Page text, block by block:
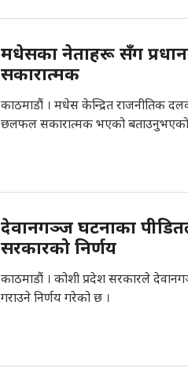
मधेसका नेताहरू सँग
सकारात्मक
काठमाडौं । मधेस केन्द्रित राजनीतिक
छलफल सकारात्मक भएको
देवानगञ्ज घटनाका
सरकारको निर्णय
काठमाडौं । कोशी प्रदेश सरकारले
गराउने निर्णय गरेको छ ।